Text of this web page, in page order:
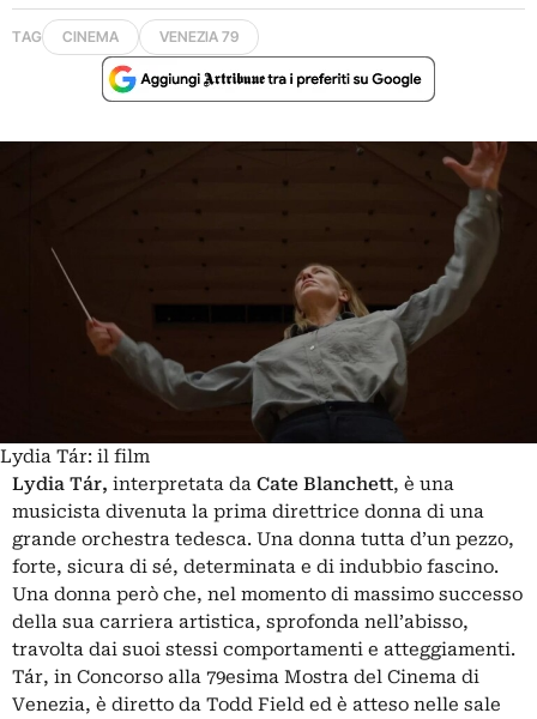
TAG CINEMA VENEZIA 79
Lydia Tár: il film
Lydia Tár, interpretata da Cate Blanchett, è una
musicista divenuta la prima direttrice donna di una
grande orchestra tedesca. Una donna tutta d’un pezzo,
forte, sicura di sé, determinata e di indubbio fascino.
Una donna però che, nel momento di massimo successo
della sua carriera artistica, sprofonda nell’abisso,
travolta dai suoi stessi comportamenti e atteggiamenti.
Tár, in Concorso alla 79esima Mostra del Cinema di
Venezia, è diretto da Todd Field ed è atteso nelle sale